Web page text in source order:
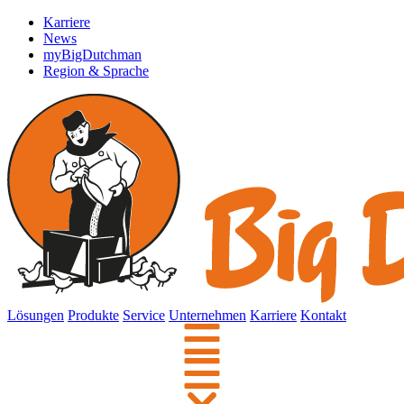
Karriere
News
myBigDutchman
Region & Sprache
Lösungen Produkte Service Unternehmen Karriere Kontakt